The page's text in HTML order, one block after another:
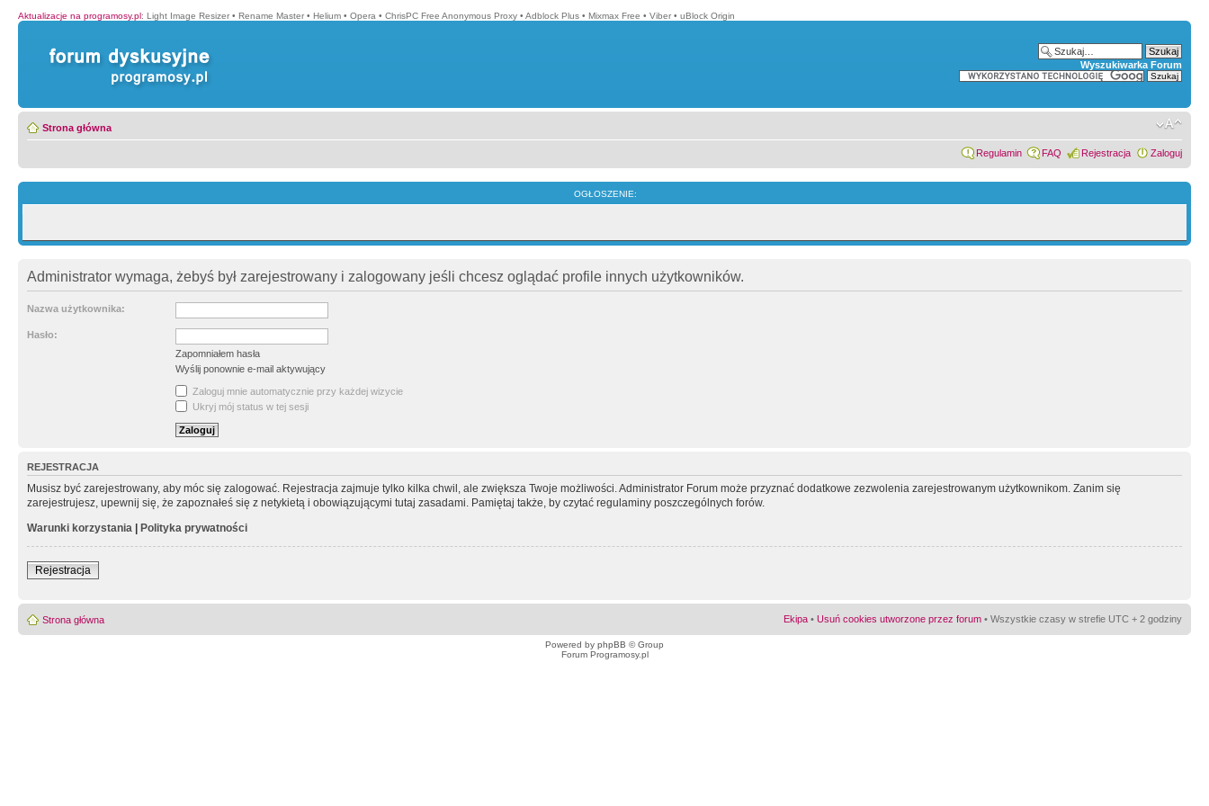
Aktualizacje na programosy.pl: Light Image Resizer • Rename Master • Helium • Opera • ChrisPC Free Anonymous Proxy • Adblock Plus • Mixmax Free • Viber • uBlock Origin
Wyszukiwarka Forum
Strona główna
Regulamin FAQ Rejestracja Zaloguj
OGŁOSZENIE:
Administrator wymaga, żebyś był zarejestrowany i zalogowany jeśli chcesz oglądać profile innych użytkowników.
Nazwa użytkownika:
Hasło:
Zapomniałem hasła
Wyślij ponownie e-mail aktywujący
Zaloguj mnie automatycznie przy każdej wizycie
Ukryj mój status w tej sesji
REJESTRACJA
Musisz być zarejestrowany, aby móc się zalogować. Rejestracja zajmuje tylko kilka chwil, ale zwiększa Twoje możliwości. Administrator Forum może przyznać dodatkowe zezwolenia zarejestrowanym użytkownikom. Zanim się
zarejestrujesz, upewnij się, że zapoznałeś się z netykietą i obowiązującymi tutaj zasadami. Pamiętaj także, by czytać regulaminy poszczególnych forów.
Warunki korzystania | Polityka prywatności
Rejestracja
Strona główna Ekipa • Usuń cookies utworzone przez forum • Wszystkie czasy w strefie UTC + 2 godziny
Powered by phpBB © Group
Forum Programosy.pl